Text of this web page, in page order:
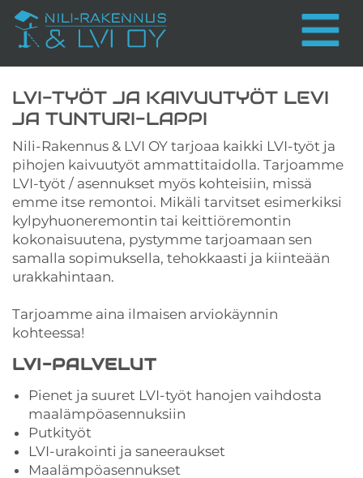
Toggle
LVI-TYÖT JA KAIVUUTYÖT LEVI
JA TUNTURI-LAPPI
Nili-Rakennus & LVI OY tarjoaa kaikki LVI-työt ja
pihojen kaivuutyöt ammattitaidolla. Tarjoamme
LVI-työt / asennukset myös kohteisiin, missä
emme itse remontoi. Mikäli tarvitset esimerkiksi
kylpyhuoneremontin tai keittiöremontin
kokonaisuutena, pystymme tarjoamaan sen
samalla sopimuksella, tehokkaasti ja kiinteään
urakkahintaan.
Tarjoamme aina ilmaisen arviokäynnin
kohteessa!
LVI-PALVELUT
Pienet ja suuret LVI-työt hanojen vaihdosta
maalämpöasennuksiin
Putkityöt
LVI-urakointi ja saneeraukset
Maalämpöasennukset